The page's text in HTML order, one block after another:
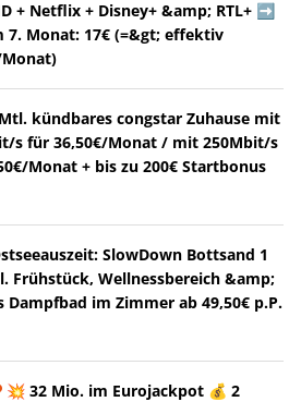
+ Netflix + Disney+ &amp; RTL+ ➡️
7. Monat: 17€ (=&gt; effektiv
Monat)
Mtl. kündbares congstar Zuhause mit
s für 36,50€/Monat / mit 250Mbit/s
Monat + bis zu 200€ Startbonus
SlowDown Bottsand 1
Frühstück, Wellnessbereich &amp;
Dampfbad im Zimmer ab 49,50€ p.P.
💥 32 Mio. im Eurojackpot 💰 2